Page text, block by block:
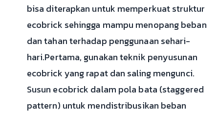
bisa diterapkan untuk memperkuat struktur
ecobrick sehingga mampu menopang beban
dan tahan terhadap penggunaan sehari-
hari.Pertama, gunakan teknik penyusunan
ecobrick yang rapat dan saling mengunci.
Susun ecobrick dalam pola bata (staggered
pattern) untuk mendistribusikan beban